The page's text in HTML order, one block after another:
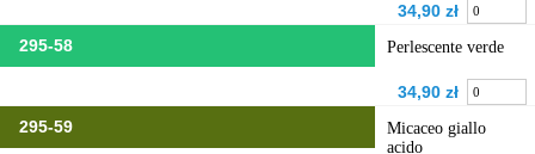
34,90 zł
295-58
Perlescente verde
34,90 zł
295-59
Micaceo giallo
acido